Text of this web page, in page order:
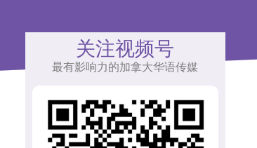
关注视频号
最有影响力的加拿大华语传媒